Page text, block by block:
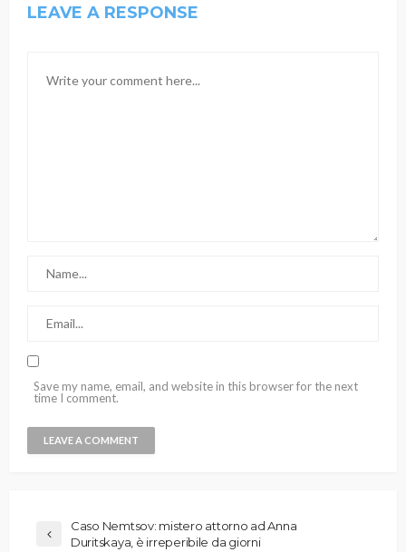
LEAVE A RESPONSE
Save my name, email, and website in this browser for the next
time I comment.
Caso Nemtsov: mistero attorno ad Anna
Duritskaya, è irreperibile da giorni